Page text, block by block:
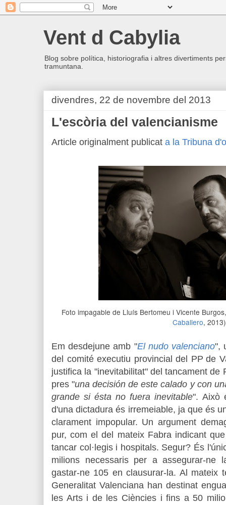
Vent d Cabylia
Blog sobre política, historiografia i altres divertiments
tramuntana.
divendres, 22 de novembre del 2013
L'escòria del valencianisme
Article originalment publicat a la Tribuna
Foto impagable de Lluís Bertomeu i Vicente
Caballero, 2013)
Em desdejune amb "El nudo valenciano",
del comité executiu provincial del PP de
justifica la "inevitabilitat" del tancament de
pres "una decisión de este calado y con
grande si ésta no fuera inevitable". Això
d'una dictadura és irremeiable, ja que és
clarament impopular. Un argument
pur, com el del mateix Fabra indicant
tancar col·legis i hospitals. Segur? És
milions necessaris per a assegurar-
gastar-ne 105 en clausurar-la. Al mateix
Generalitat Valenciana han destinat
les Arts i de les Ciències i fins a 50